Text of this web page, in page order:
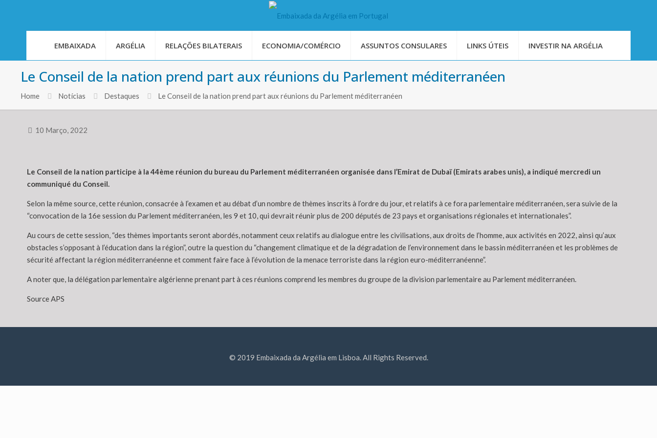
EMBAIXADA ARGÉLIA RELAÇÕES BILATERAIS ECONOMIA/COMÉRCIO ASSUNTOS CONSULARES LINKS ÚTEIS INVESTIR NA ARGÉLIA
Le Conseil de la nation prend part aux réunions du Parlement méditerranéen
Home Notícias Destaques Le Conseil de la nation prend part aux réunions du Parlement méditerranéen
10 Março, 2022
Le Conseil de la nation participe à la 44ème réunion du bureau du Parlement méditerranéen organisée dans l’Emirat de Dubaï (Emirats arabes unis), a indiqué mercredi un
communiqué du Conseil.
Selon la même source, cette réunion, consacrée à l’examen et au débat d’un nombre de thèmes inscrits à l’ordre du jour, et relatifs à ce fora parlementaire méditerranéen, sera suivie de la
“convocation de la 16e session du Parlement méditerranéen, les 9 et 10, qui devrait réunir plus de 200 députés de 23 pays et organisations régionales et internationales”.
Au cours de cette session, “des thèmes importants seront abordés, notamment ceux relatifs au dialogue entre les civilisations, aux droits de l’homme, aux activités en 2022, ainsi qu’aux
obstacles s’opposant à l’éducation dans la région”, outre la question du “changement climatique et de la dégradation de l’environnement dans le bassin méditerranéen et les problèmes de
sécurité affectant la région méditerranéenne et comment faire face à l’évolution de la menace terroriste dans la région euro-méditerranéenne”.
A noter que, la délégation parlementaire algérienne prenant part à ces réunions comprend les membres du groupe de la division parlementaire au Parlement méditerranéen.
Source APS
© 2019 Embaixada da Argélia em Lisboa. All Rights Reserved.